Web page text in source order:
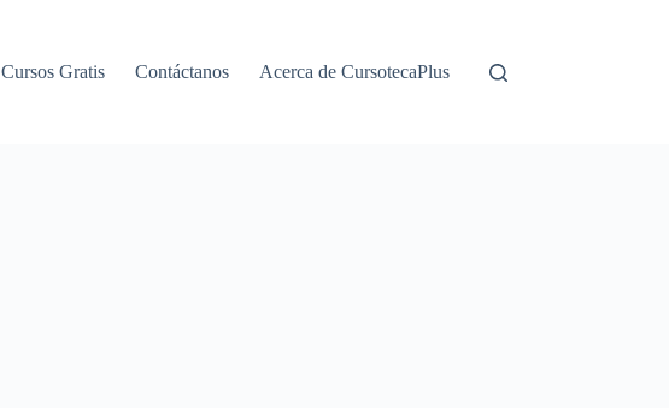
Cursos Gratis Contáctanos Acerca de CursotecaPlus